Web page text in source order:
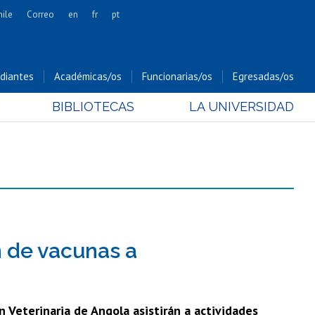
Cs. Forestales y Conservación
Cs. Sociales
Correo en fr pt
Académicas/os Funcionarias/os Egresadas/os
BIBLIOTECAS LA UNIVERSIDAD
vacunas a
de Angola asistirán a actividades